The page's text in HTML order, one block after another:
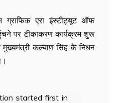
ग्राफिक एरा इंस्टीट्यूट ऑफ
पर टीकाकरण कार्यक्रम शुरू
मुख्यमंत्री कल्याण सिंह के निधन
started first in